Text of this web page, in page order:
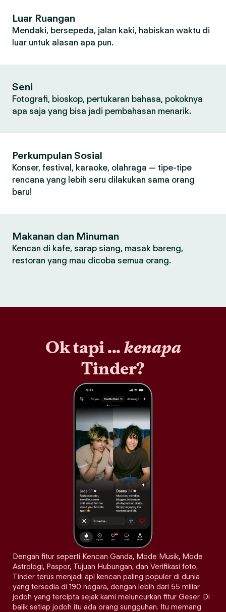
Luar Ruangan
Mendaki, bersepeda, jalan kaki, habiskan waktu di
luar untuk alasan apa pun.
Seni
Fotografi, bioskop, pertukaran bahasa, pokoknya
apa saja yang bisa jadi pembahasan menarik.
Perkumpulan Sosial
Konser, festival, karaoke, olahraga — tipe-tipe
rencana yang lebih seru dilakukan sama orang
baru!
Makanan dan Minuman
Kencan di kafe, sarap siang, masak bareng,
restoran yang mau dicoba semua orang.
Ok tapi ...kenapa
Tinder?
Dengan fitur seperti Kencan Ganda, Mode Musik, Mode
Astrologi, Paspor, Tujuan Hubungan, dan Verifikasi foto,
Tinder terus menjadi apl kencan paling populer di dunia
yang tersedia di 190 negara, dengan lebih dari 55 miliar
jodoh yang tercipta sejak kami meluncurkan fitur Geser. Di
balik setiap jodoh itu ada orang sungguhan. Itu memang